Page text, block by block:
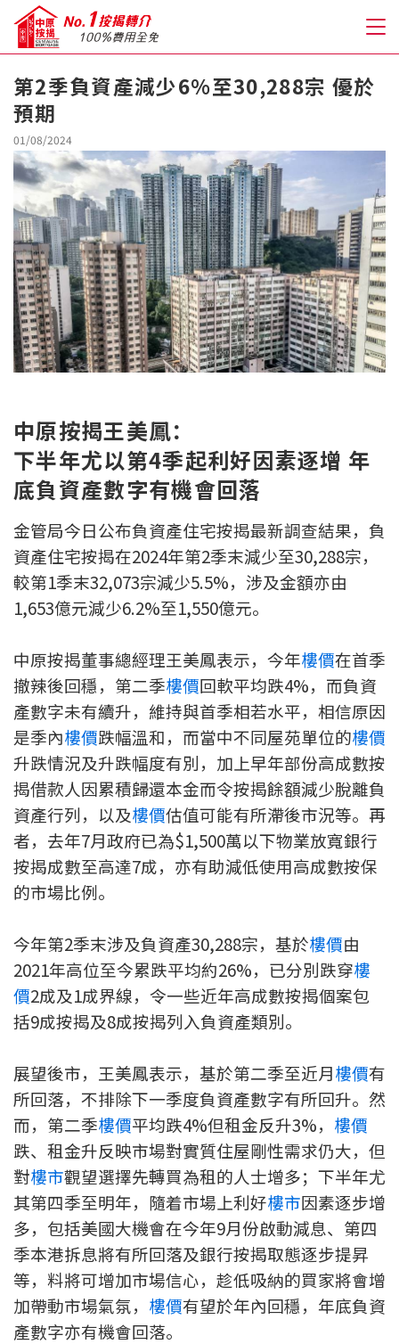
關於我們
格到至抵按揭
人才房貸・開戶優惠
免費房貸轉介服務
免費開戶轉介服務
私人貸款
新盤優越按揭優惠
中原按揭標籤優惠
按揭工具
按揭計算
置業預算
供款年期計算
工商舖按揭計算
印花稅計算
免費物業估價
按揭全面睇
新聞/研究
按市新聞
統計數據庫
按揭快趣智識
按揭智庫
樓按專欄
按揭百科
第2季負資產減少6%至30,288宗 優於
預期
01/08/2024
中原按揭王美鳳：
下半年尤以第4季起利好因素逐增 年
底負資產數字有機會回落
金管局今日公布負資產住宅按揭最新調查結果，負
資產住宅按揭在2024年第2季末減少至30,288宗，
較第1季末32,073宗減少5.5%，涉及金額亦由
1,653億元減少6.2%至1,550億元。
中原按揭董事總經理王美鳳表示，今年樓價在首季
撤辣後回穩，第二季樓價回軟平均跌4%，而負資
產數字未有續升，維持與首季相若水平，相信原因
是季內樓價跌幅溫和，而當中不同屋苑單位的樓價
升跌情況及升跌幅度有別，加上早年部份高成數按
揭借款人因累積歸還本金而令按揭餘額減少脫離負
資產行列，以及樓價估值可能有所滯後市況等。再
者，去年7月政府已為$1,500萬以下物業放寬銀行
按揭成數至高達7成，亦有助減低使用高成數按保
的市場比例。
今年第2季末涉及負資產30,288宗，基於樓價由
2021年高位至今累跌平均約26%，已分別跌穿樓
價2成及1成界線，令一些近年高成數按揭個案包
括9成按揭及8成按揭列入負資產類別。
展望後市，王美鳳表示，基於第二季至近月樓價有
所回落，不排除下一季度負資產數字有所回升。然
而，第二季樓價平均跌4%但租金反升3%， 樓價
跌、租金升反映市場對實質住屋剛性需求仍大，但
對樓市觀望選擇先轉買為租的人士增多；下半年尤
其第四季至明年，隨着市場上利好樓市因素逐步增
多，包括美國大機會在今年9月份啟動減息、第四
季本港拆息將有所回落及銀行按揭取態逐步提昇
等，料將可增加市場信心，趁低吸納的買家將會增
加帶動市場氣氛， 樓價有望於年內回穩，年底負資
產數字亦有機會回落。